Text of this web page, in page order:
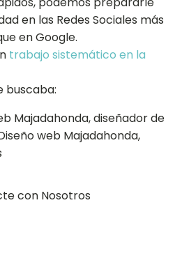
en las Redes Sociales más
en Google.
trabajo sistemático en la
buscaba:
Majadahonda, diseñador de
web Majadahonda,
con Nosotros